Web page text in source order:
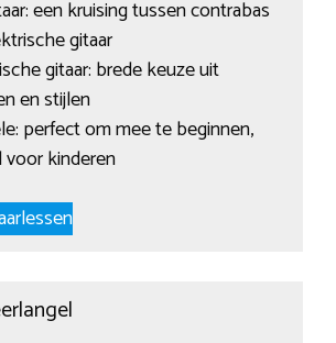
een kruising tussen contrabas
gitaar
gitaar: brede keuze uit
en stijlen
perfect om mee te beginnen,
kinderen